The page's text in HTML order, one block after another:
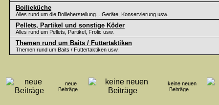
Boilieküche
Alles rund um die Boilieherstellung... Geräte, Konservierung usw.
Pellets, Partikel und sonstige Köder
Alles rund um Pellets, Partikel, Frolic usw.
Themen rund um Baits / Futtertaktiken
Themen rund um Baits / Futtertaktiken usw.
neue
Beiträge
keine neuen
Beiträge